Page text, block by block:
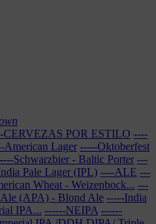
CERVEZAS POR ESTILO ----
American Lager -----Oktoberfest
Schwarzbier - Baltic Porter ---
Pale Lager (IPL) ----ALE ---
Wheat - Weizenbock... ---
Ale (APA) - Blond Ale -----India
IPA... ------NEIPA ------